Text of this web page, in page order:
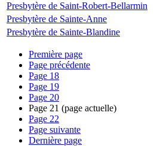
Presbytère de Saint-Robert-Bellarmin
Presbytère de Sainte-Anne
Presbytère de Sainte-Blandine
Première page
Page précédente
Page 18
Page 19
Page 20
Page 21 (page actuelle)
Page 22
Page suivante
Dernière page